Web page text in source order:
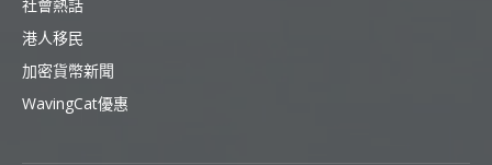
社會熱話
港人移民
加密貨幣新聞
WavingCat優惠